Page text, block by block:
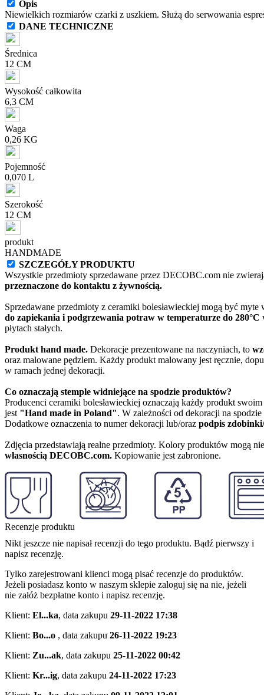
Opis
Niewielkich rozmiarów czarki z uszkiem. Służą do serwowania
DANE TECHNICZNE
Średnica
12 CM
Wysokość całkowita
6,3 CM
Waga
0,26 KG
Pojemność
0,070 L
Szerokość
12 CM
produkt
HANDMADE
SZCZEGÓŁY PRODUKTU
Wszystkie przedmioty sprzedawane przez DECOBC.com nie
przeznaczone do kontaktu z żywnością.
Sprzedawane przedmioty z ceramiki bolesławieckiej mogą być
do zapiekania i podgrzewania potraw w temperaturze do 280°C
płytach stałych.
Produkt hand made. Dekoracje prezentowane na naczyniach, to
oraz malowane pędzlem. Każdy produkt malowany jest ręcznie,
w ramach jednej dekoracji.
Co oznaczają stemple widniejące na spodzie produktów?
Producenci ceramiki bolesławieckiej oznaczają każdy produkt swoim
jest "Hand made in Poland". W zależności od dekoracji na
Dodatkowe oznaczenia to numer dekoracji lub/oraz podpis
Zdjęcia przedstawiają realne przedmioty. Kolory produktów mogą
własnością DECOBC.com. Kopiowanie jest zabronione.
Recenzje produktu
Nikt jeszcze nie napisał recenzji do tego produktu. Bądź pierwszy i
napisz recenzję.
Tylko zarejestrowani klienci mogą pisać recenzje do produktów.
Jeżeli posiadasz konto w naszym sklepie zaloguj się na nie, jeżeli
nie załóż bezpłatne konto i napisz recenzję.
Klient: El...ka, data zakupu 29-11-2022 17:38
Klient: Bo...o , data zakupu 26-11-2022 19:23
Klient: Zu...ak, data zakupu 25-11-2022 00:42
Klient: Kr...ig, data zakupu 24-11-2022 17:23